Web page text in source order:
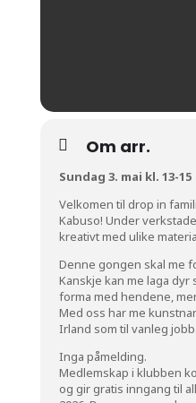
Om arr.
Sundag 3. mai kl. 13-15
Velkomen til drop in
Kabuso! Under
kreativt med ulike
Denne gongen skal me
Kanskje kan me laga
forma med hendene,
Med oss har me
Irland som til vanleg
Inga påmelding.
Medlemskap i klubben
og gir gratis inngang til